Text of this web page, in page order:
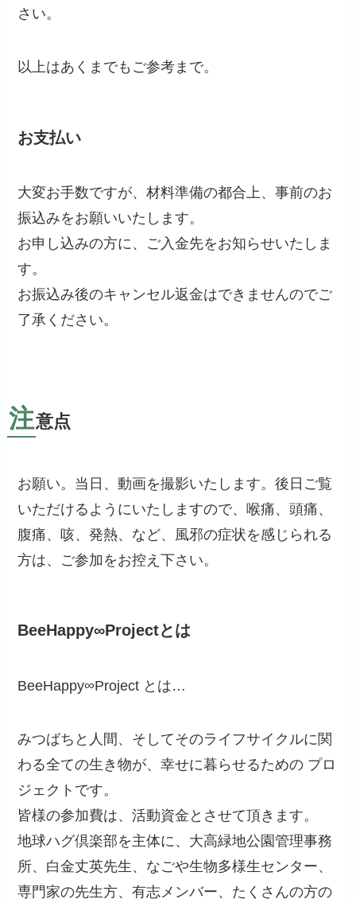
さい。
以上はあくまでもご参考まで。
お支払い
大変お手数ですが、材料準備の都合上、事前のお
振込みをお願いいたします。
お申し込みの方に、ご入金先をお知らせいたしま
す。
お振込み後のキャンセル返金はできませんのでご
了承ください。
注意点
お願い。当日、動画を撮影いたします。後日ご覧
いただけるようにいたしますので、喉痛、頭痛、
腹痛、咳、発熱、など、風邪の症状を感じられる
方は、ご参加をお控え下さい。
BeeHappy∞Projectとは
BeeHappy∞Project とは…
みつばちと人間、そしてそのライフサイクルに関
わる全ての生き物が、幸せに暮らせるための プロ
ジェクトです。
皆様の参加費は、活動資金とさせて頂きます。
地球ハグ倶楽部を主体に、大高緑地公園管理事務
所、白金丈英先生、なごや生物多様生センター、
専門家の先生方、有志メンバー、たくさんの方の